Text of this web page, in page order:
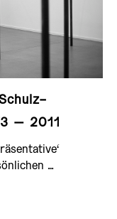
– 2011
…